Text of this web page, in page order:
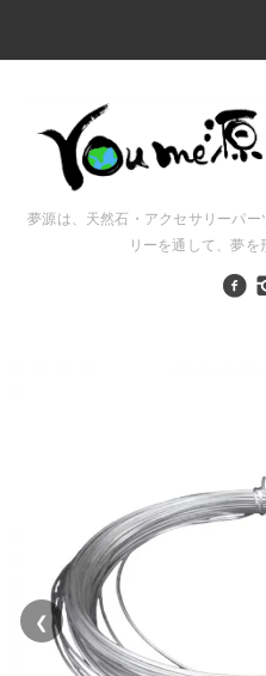
夢源は、天然石・アクセサリーパ
リーを通して、夢を
❮